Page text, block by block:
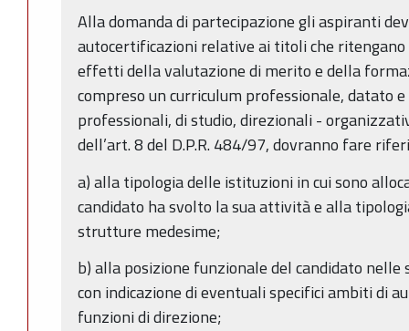
Alla domanda di partecipazione gli aspiranti
autocertificazioni relative ai titoli che
effetti della valutazione di merito e della
compreso un curriculum professionale,
professionali, di studio, direzionali -
dell’art. 8 del D.P.R. 484/97, dovranno fare
a) alla tipologia delle istituzioni in cui sono
candidato ha svolto la sua attività e alla
strutture medesime;
b) alla posizione funzionale del candidato
con indicazione di eventuali specifici ambiti di
funzioni di direzione;